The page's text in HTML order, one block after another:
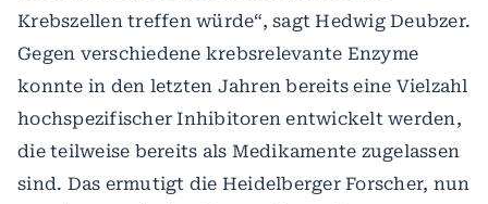
Krebszellen treffen würde“, sagt Hedwig Deubzer.
Gegen verschiedene krebsrelevante Enzyme
konnte in den letzten Jahren bereits eine Vielzahl
hochspezifischer Inhibitoren entwickelt werden,
die teilweise bereits als Medikamente zugelassen
sind. Das ermutigt die Heidelberger Forscher, nun